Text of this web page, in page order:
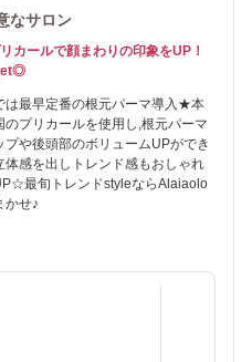
なサロン
カールで顔まわりの印象をUP！
は最早定番の根元パーマ導入★本
のプリカールを使用し,根元パーマ
プや後頭部のボリュームUPができ
体感を出しトレンド感もおしゃれ
最旬トレンドstyleならAlaiaolo
かせ♪